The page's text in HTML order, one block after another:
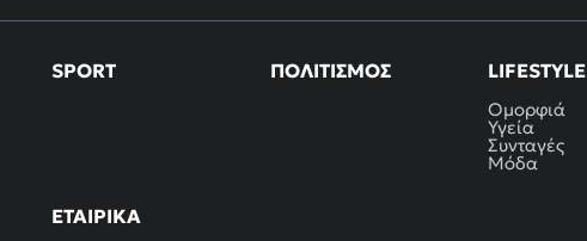
SPORT ΠΟΛΙΤΙΣΜΌΣ LIFESTYLE
Ομορφιά
Υγεία
Συνταγές
Μόδα
ΕΤΑΙΡΙΚΆ